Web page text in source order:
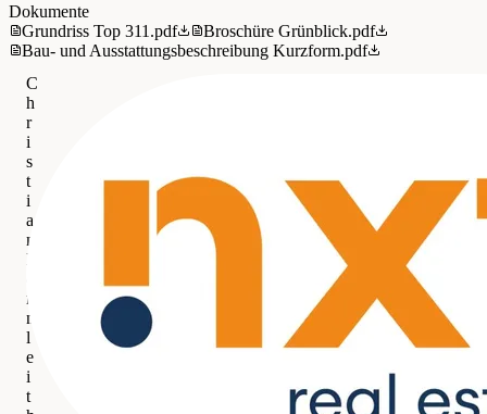
Dokumente
Grundriss Top 311.pdf
Broschüre Grünblick.pdf
Bau- und Ausstattungsbeschreibung Kurzform.pdf
C
h
r
i
s
t
i
a
n
B
r
n
l
e
i
t